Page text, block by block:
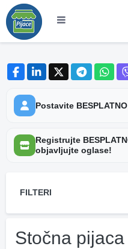
Postavite
Registrujte
objavljujte oglase!
FILTERI
Stočna